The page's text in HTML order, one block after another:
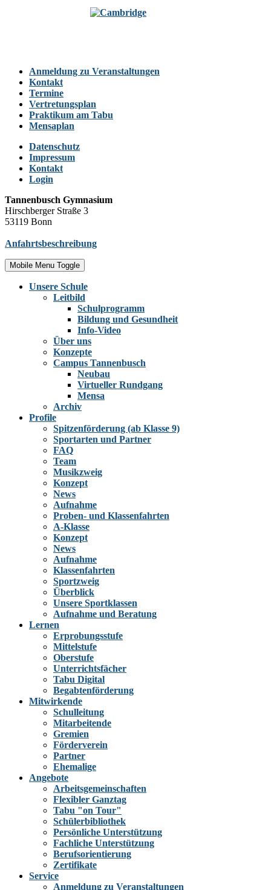
Anmeldung zu Veranstaltungen
Kontakt
Termine
Vertretungsplan
Praktikum am Tabu
Mensaplan
Datenschutz
Impressum
Kontakt
Login
Tannenbusch Gymnasium
Hirschberger Straße 3
53119 Bonn
Anfahrtsbeschreibung
Mobile Menu Toggle
Unsere Schule
Leitbild
Schulprogramm
Bildung und Gesundheit
Info-Video
Über uns
Konzepte
Campus Tannenbusch
Neubau
Virtueller Rundgang
Mensa
Archiv
Profile
Spitzenförderung (ab Klasse 9)
Sportarten und Partner
FAQ
Team
Musikzweig
Konzept
News
Aufnahme
Proben- und Klassenfahrten
A-Klasse
Konzept
News
Aufnahme
Klassenfahrten
Sportzweig
Überblick
Unsere Sportklassen
Aufnahme und Beratung
Lernen
Erprobungsstufe
Mittelstufe
Oberstufe
Unterrichtsfächer
Tabu Digital
Begabtenförderung
Mitwirkende
Schulleitung
Mitarbeitende
Gremien
Förderverein
Partner
Ehemalige
Angebote
Arbeitsgemeinschaften
Flexibler Ganztag
Tabu "on Tour"
Schülerbibliothek
Persönliche Unterstützung
Fachliche Unterstützung
Berufsorientierung
Zertifikate
Service
Anmeldung zu Veranstaltungen